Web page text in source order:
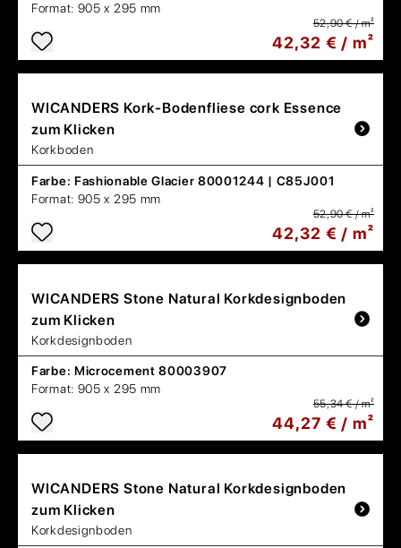
Format: 905 x 295 mm
52,90 € / m²
42,32 € / m²
WICANDERS Kork-Bodenfliese cork Essence
zum Klicken
Korkboden
Farbe: Fashionable Glacier 80001244 | C85J001
Format: 905 x 295 mm
52,90 € / m²
42,32 € / m²
WICANDERSStone Natural Korkdesignboden
zum Klicken
Korkdesignboden
Farbe: Microcement 80003907
Format: 905 x 295 mm
55,34 € / m²
44,27 € / m²
WICANDERSStone Natural Korkdesignboden
zum Klicken
Korkdesignboden